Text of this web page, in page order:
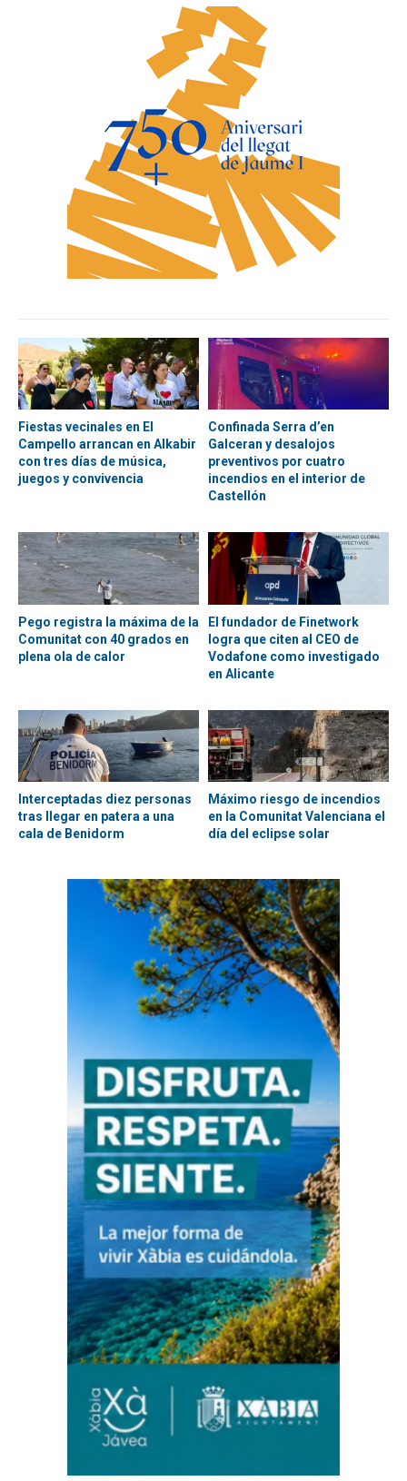
Fiestas vecinales en El
Campello arrancan en Alkabir
con tres días de música,
juegos y convivencia
Confinada Serra d’en
Galceran y desalojos
preventivos por cuatro
incendios en el interior de
Castellón
Pego registra la máxima de la
Comunitat con 40 grados en
plena ola de calor
El fundador de Finetwork
logra que citen al CEO de
Vodafone como investigado
en Alicante
Interceptadas diez personas
tras llegar en patera a una
cala de Benidorm
Máximo riesgo de incendios
en la Comunitat Valenciana el
día del eclipse solar